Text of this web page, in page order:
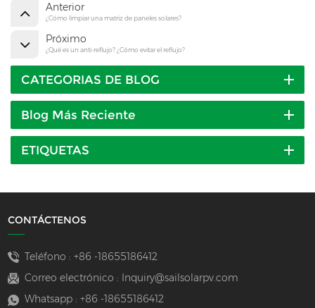
Anterior
¿Cómo limpiar una matriz de paneles solares?
Próximo
¿Qué es un anti-reflujo? ¿Cómo evitar el reflujo?
CATEGORIAS DE BLOG
Blog Más Reciente
ETIQUETAS
CONTÁCTENOS
Teléfono : +86 -18655186412
Correo electrónico :
Inquiry@sailsolarpv.com
Whatsapp : +86 -18655186412